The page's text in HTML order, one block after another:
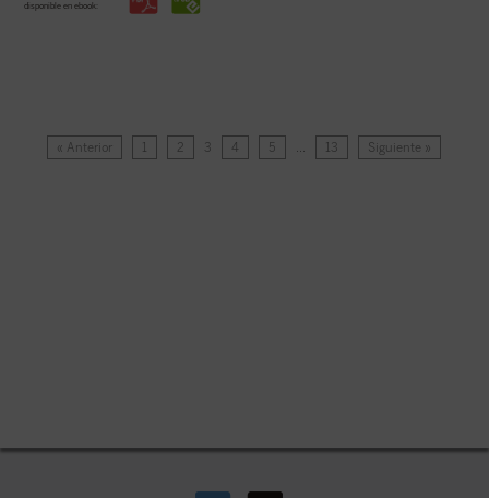
disponible en ebook:
« Anterior 1 2 3 4 5 … 13 Siguiente »